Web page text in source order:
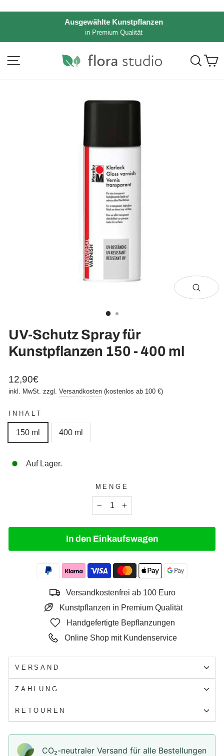
Pause
Diashow
Ausgewählte Kunstpflanzen
in Premium Qualität
Seitennavigation
UV-Schutz Spray für
Kunstpflanzen 150 - 400 ml
Normaler
Preis
12,90€
inkl. MwSt. zzgl. Versandkosten (kostenlos ab 100 €)
INHALT
150 ml 400 ml
Auf Lager.
MENGE
In den Einkaufswagen
Versandkostenfrei ab 100 Euro
Kunstpflanzen in Premium Qualität
Handgefertigte Bepflanzungen
Online Shop mit Kundenservice
VERSAND
ZAHLUNG
RETOUREN
CO₂-neu­t­raler Versand für alle Bestellungen